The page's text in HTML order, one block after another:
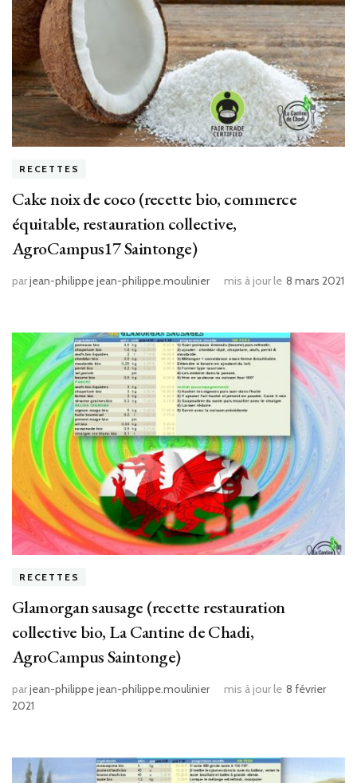
RECETTES
Cake noix de coco (recette bio, commerce
équitable, restauration collective,
AgroCampus17 Saintonge)
parjean-philippe jean-philippe.moulinier mis à jour le 8 mars 2021
RECETTES
Glamorgan sausage (recette restauration
collective bio, La Cantine de Chadi,
AgroCampus Saintonge)
parjean-philippe jean-philippe.moulinier mis à jour le 8 février
2021